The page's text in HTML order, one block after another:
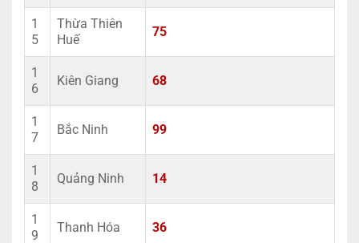
1
5
Thừa Thiên
Huế
75
1
6
Kiên Giang 68
1
7
Bắc Ninh 99
1
8
Quảng Ninh 14
1
9
Thanh Hóa 36